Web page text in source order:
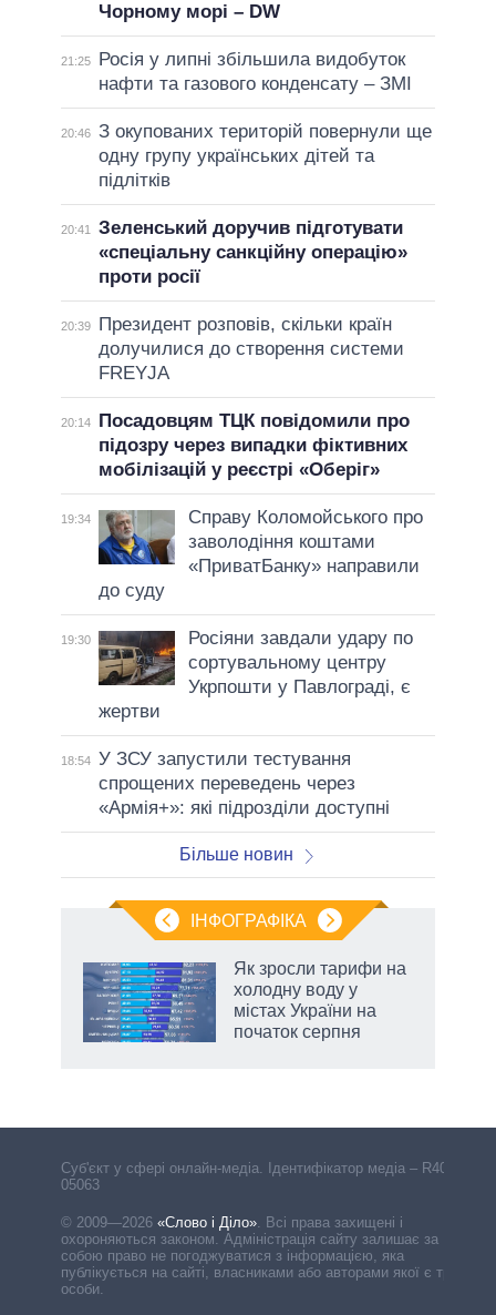
Чорному морі – DW
21:25
Росія у липні збільшила видобуток
нафти та газового конденсату – ЗМІ
20:46 З окупованих територій повернули ще
одну групу українських дітей та
підлітків
20:41
Зеленський доручив підготувати
«спеціальну санкційну операцію»
проти росії
20:39
Президент розповів, скільки країн
долучилися до створення системи
FREYJA
20:14
Посадовцям ТЦК повідомили про
підозру через випадки фіктивних
мобілізацій у реєстрі «Оберіг»
19:34
Справу Коломойського про
заволодіння коштами
«ПриватБанку» направили
до суду
19:30
Росіяни завдали удару по
сортувальному центру
Укрпошти у Павлограді, є
жертви
18:54 У ЗСУ запустили тестування
спрощених переведень через
«Армія+»: які підрозділи доступні
Більше новин
ІНФОГРАФІКА
Як зросли тарифи на
холодну воду у
містах України на
початок серпня
Cуб'єкт у сфері онлайн-медіа. Ідентифікатор медіа – R40-
05063
© 2009—2026 «Слово і Діло». Всі права захищені і
охороняються законом. Адміністрація сайту залишає за
собою право не погоджуватися з інформацією, яка
публікується на сайті, власниками або авторами якої є треті
особи.